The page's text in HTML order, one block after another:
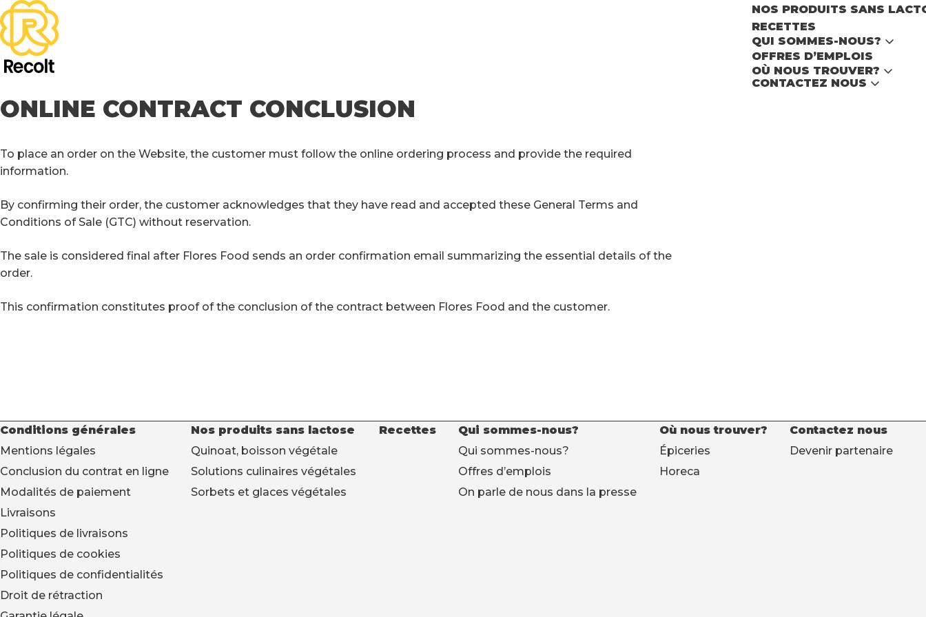
Acheter FRNLEN
NOS PRODUITS SANS
RECETTES
QUI SOMMES-NOUS?
OFFRES D’EMPLOIS
OÙ NOUS TROUVER?
CONTACTEZ NOUS
ONLINE CONTRACT CONCLUSION
To place an order on the Website, the customer must follow the online ordering process and provide the required
information.
By confirming their order, the customer acknowledges that they have read and accepted these General Terms and
Conditions of Sale (GTC) without reservation.
The sale is considered final after Flores Food sends an order confirmation email summarizing the essential details of the
order.
This confirmation constitutes proof of the conclusion of the contract between Flores Food and the customer.
Conditions générales
Mentions légales
Conclusion du contrat en ligne
Modalités de paiement
Livraisons
Politiques de livraisons
Politiques de cookies
Politiques de confidentialités
Droit de rétraction
Nos produits sans lactose
Quinoat, boisson végétale
Solutions culinaires végétales
Sorbets et glaces végétales
Recettes
Qui sommes-nous?
Qui sommes-nous?
Offres d’emplois
On parle de nous dans la presse
Où nous trouver?
Épiceries
Horeca
Contactez nous
Devenir partenaire